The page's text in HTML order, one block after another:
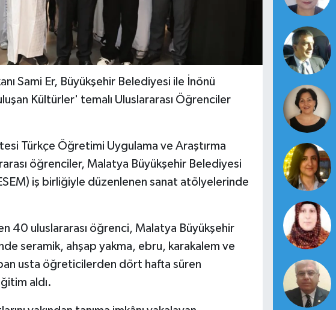
Sami Er, Büyükşehir Belediyesi ile İnönü
Kültürler' temalı Uluslararası Öğrenciler
Türkçe Öğretimi Uygulama ve Araştırma
öğrenciler, Malatya Büyükşehir Belediyesi
iş birliğiyle düzenlenen sanat atölyelerinde
40 uluslararası öğrenci, Malatya Büyükşehir
seramik, ahşap yakma, ebru, karakalem ve
usta öğreticilerden dört hafta süren
aldı.